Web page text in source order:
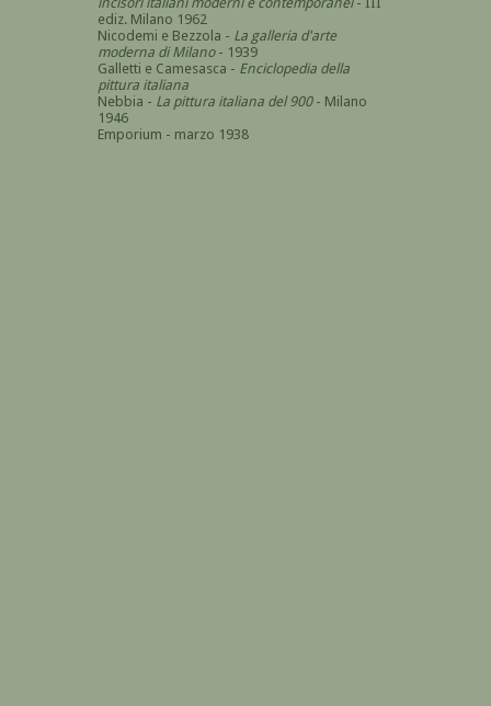
ediz. Milano 1962
Nicodemi e Bezzola - La galleria d'arte
moderna di Milano - 1939
Galletti e Camesasca - Enciclopedia della
pittura italiana
Nebbia - La pittura italiana del 900- Milano
1946
Emporium - marzo 1938